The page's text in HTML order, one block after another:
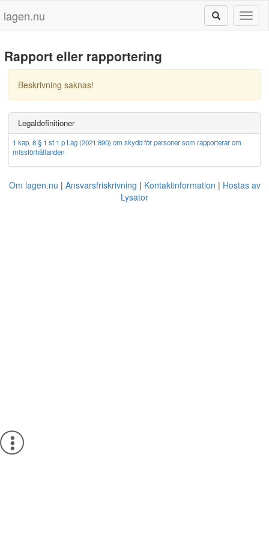
lagen.nu
Rapport eller rapportering
Beskrivning saknas!
Legaldefinitioner
1 kap. 8 § 1 st 1 p Lag (2021:890) om skydd för personer som rapporterar om
missförhållanden
Om lagen.nu Ansvarsfriskrivning Kontaktinformation
Hostas av
Lysator